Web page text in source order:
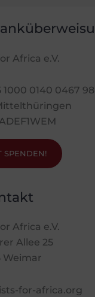
Africa e.V.
1000 0140 0467 98
SPENDEN!
Africa e.V.
Allee 25
Weimar
for-africa.org